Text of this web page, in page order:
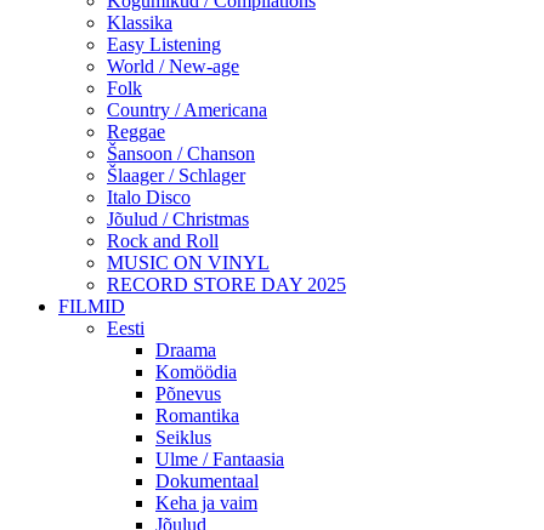
Klassika
Easy Listening
World / New-age
Folk
Country / Americana
Reggae
Šansoon / Chanson
Šlaager / Schlager
Italo Disco
Jõulud / Christmas
Rock and Roll
MUSIC ON VINYL
RECORD STORE DAY 2025
FILMID
Eesti
Draama
Komöödia
Põnevus
Romantika
Seiklus
Ulme / Fantaasia
Dokumentaal
Keha ja vaim
Jõulud